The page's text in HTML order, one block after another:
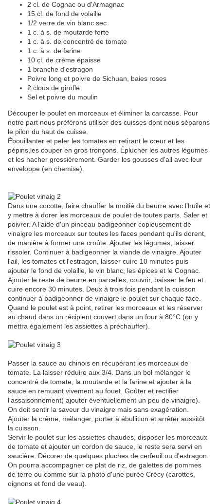
2 cl. de Cognac ou d'Armagnac
15 cl. de fond de volaille
1/2 verre de vin blanc sec
1 c. à s. de moutarde forte
1 c. à s. de concentré de tomate
1 c. à s. de farine
10 cl. de crème épaisse
1 branche d'estragon
Poivre long et poivre de Sichuan, baies roses
2 clous de girofle
Sel et poivre du moulin
Découper le poulet en morceaux et éliminer la carcasse. Pour
notre part nous préférons utiliser des cuisses dont nous séparons
le pilon du haut de cuisse.
Ébouillanter et peler les tomates en retirant le cœur et les
pépins,les couper en gros tronçons. Éplucher les autres légumes
et les hacher grossièrement. Garder les gousses d'ail avec leur
enveloppe (en chemise).
Dans une cocotte, faire chauffer la moitié du beurre avec l'huile et
y mettre à dorer les morceaux de poulet de toutes parts. Saler et
poivrer. A l'aide d'un pinceau badigeonner copieusement de
vinaigre les morceaux sur toutes les faces pendant qu'ils dorent,
de manière à former une croûte. Ajouter les légumes, laisser
rissoler. Continuer à badigeonner la viande de vinaigre. Ajouter
l'ail, les tomates et l'estragon, laisser cuire 10 minutes puis
ajouter le fond de volaille, le vin blanc, les épices et le Cognac.
Ajouter le reste de beurre en parcelles, couvrir, baisser le feu et
cuire encore 30 minutes. Deux à trois fois pendant la cuisson
continuer à badigeonner de vinaigre le poulet sur chaque face.
Quand le poulet est à point, retirer les morceaux et les réserver
au chaud dans un récipient couvert dans un four à 80°C (on y
mettra également les assiettes à préchauffer).
Passer la sauce au chinois en récupérant les morceaux de
tomate. La laisser réduire aux 3/4. Dans un bol mélanger le
concentré de tomate, la moutarde et la farine et ajouter à la
sauce en remuant vivement au fouet. Goûter et rectifier
l'assaisonnement( ajouter éventuellement un peu de vinaigre).
On doit sentir la saveur du vinaigre mais sans exagération.
Ajouter la crème, mélanger, porter à ébullition et arrêter aussitôt
la cuisson.
Servir le poulet sur les assiettes chaudes, disposer les morceaux
de tomate et ajouter un cordon de sauce, le reste sera servi en
saucière. Décorer de quelques pluches de cerfeuil ou d'estragon.
On pourra accompagner ce plat de riz, de galettes de pommes
de terre ou comme sur la photo d'une purée Crécy (carottes,
oignons et fond de veau).